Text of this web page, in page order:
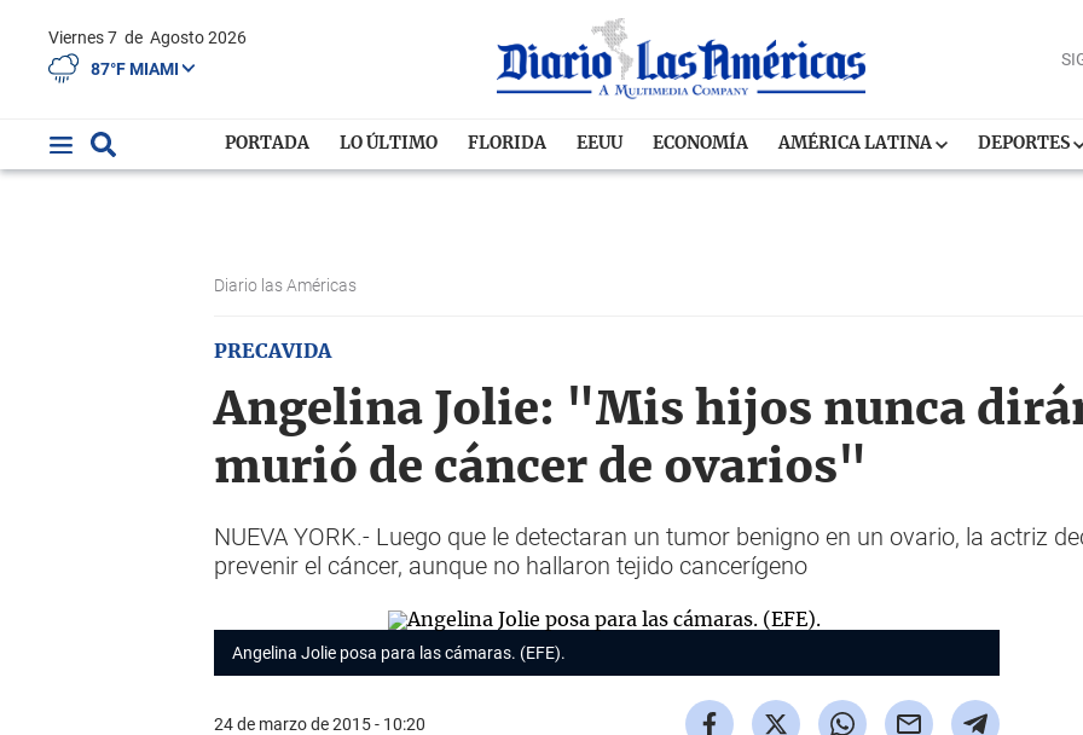
Viernes 7 de Agosto 2026
87°F MIAMI
PORTADA LO ÚLTIMO FLORIDA EEUU ECONOMÍA AMÉRICA LATINA DEPORTES
Diario las Américas
PRECAVIDA
Angelina Jolie: "Mis hijos nunca
murió de cáncer de ovarios"
NUEVA YORK.- Luego que le detectaran un tumor benigno en un ovario, la actriz
prevenir el cáncer, aunque no hallaron tejido cancerígeno
Angelina Jolie posa para las cámaras. (EFE).
24 de marzo de 2015 - 10:20